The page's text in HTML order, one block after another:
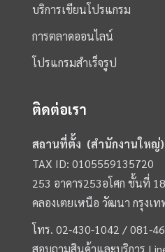
บริการเขียนโปรแกรม
การตลาดออนไลน์
โปรแกรมสำเร็จรูป
ติดต่อเรา
สถานที่ตั้ง (สำนักงานใหญ่)
TAX ID: 0105559135720
253 อาคาร253อโศก ชั้นที่
คลองเตยเหนือ วัฒนา กรุงเ
โทร.02-430-1042 /081-
สอบถามสินค้าและบริการ